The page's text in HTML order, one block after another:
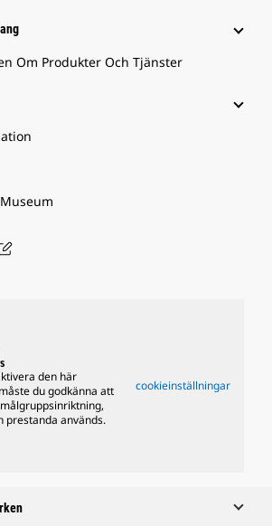
Om Produkter Och Tjänster
den här
du godkänna att
prestanda används.
cookieinställningar